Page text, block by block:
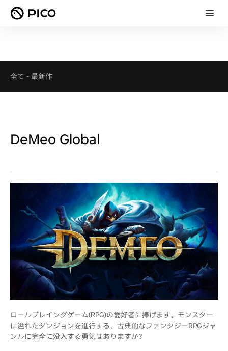
全て - 最新作
DeMeo Global
ロールプレイングゲーム(RPG)の愛好者に捧げます。モンスター
に溢れたダンジョンを進行する、古典的なファンタジーRPGジャ
ンルに完全に没入する勇気はありますか？